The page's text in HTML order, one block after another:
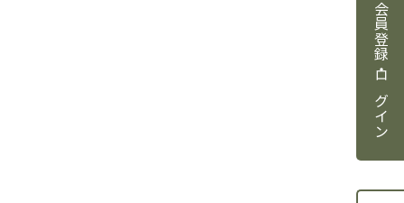
会員登録・ログイン